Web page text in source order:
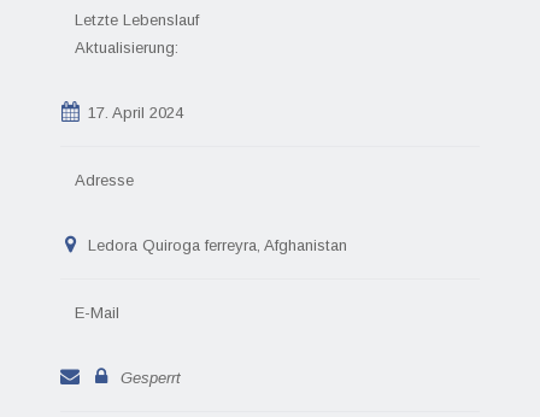
Letzte Lebenslauf
Aktualisierung:
17. April 2024
Adresse
Ledora Quiroga ferreyra, Afghanistan
E-Mail
Gesperrt